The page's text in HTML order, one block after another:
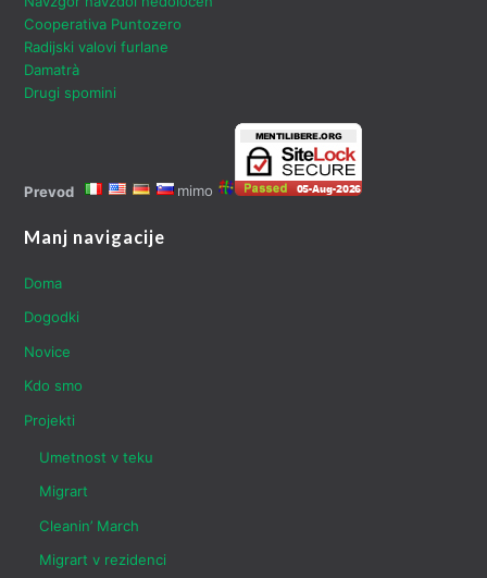
Cooperativa Puntozero
Radijski valovi furlane
Damatrà
Drugi spomini
Prevod mimo
Manj navigacije
Doma
Dogodki
Novice
Kdo smo
Projekti
Umetnost v teku
Migrart
Cleanin’ March
Migrart v rezidenci